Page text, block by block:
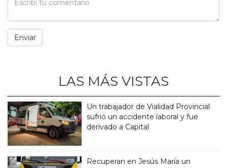
LAS MÁS VISTAS
Un trabajador de Vialidad Provincial
sufrió un accidente laboral y fue
derivado a Capital
Recuperan en Jesús María un